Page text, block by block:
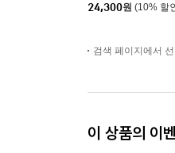
24,300원 (10% 할
검색 페이지에서
이 상품의 이